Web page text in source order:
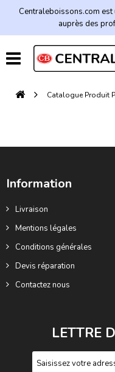
Centraleboissons.com
auprès des
Catalogue Produit
Information
Livraison
Mentions légales
Conditions générales
Devis réparation
Contactez nous
LETTRE